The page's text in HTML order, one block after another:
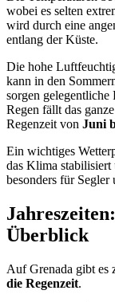
wobei es selten
wird durch eine
entlang der Küste.
Die hohe
kann in den
sorgen
Regen fällt das
Regenzeit von Juni
Ein wichtiges
das Klima stabilisiert
besonders für Segler
Überblick
Auf Grenada gibt es
die Regenzeit.